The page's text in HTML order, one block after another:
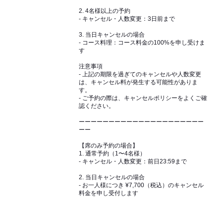
2. 4名様以上の予約
- キャンセル・人数変更：3日前まで
3. 当日キャンセルの場合
- コース料理：コース料金の100%を申し受けま
す
注意事項
- 上記の期限を過ぎてのキャンセルや人数変更
は、キャンセル料が発生する可能性がありま
す。
- ご予約の際は、キャンセルポリシーをよくご確
認ください。
ーーーーーーーーーーーーーーーーーーーーー
ーー
【席のみ予約の場合】
1. 通常予約（1〜4名様）
- キャンセル・人数変更：前日23:59まで
2. 当日キャンセルの場合
- お一人様につき ¥7,700（税込）のキャンセル
料金を申し受付します